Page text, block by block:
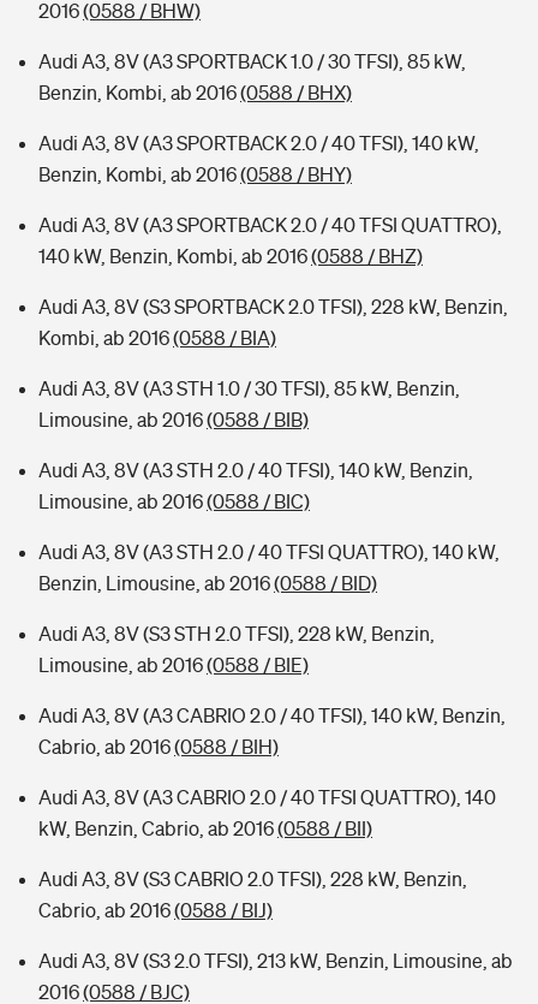
2016(0588 / BHW)
Audi A3, 8V (A3 SPORTBACK 1.0 / 30 TFSI), 85 kW,
Benzin, Kombi, ab 2016(0588 / BHX)
Audi A3, 8V (A3 SPORTBACK 2.0 / 40 TFSI), 140 kW,
Benzin, Kombi, ab 2016(0588 / BHY)
Audi A3, 8V (A3 SPORTBACK 2.0 / 40 TFSI QUATTRO),
140 kW, Benzin, Kombi, ab 2016(0588 / BHZ)
Audi A3, 8V (S3 SPORTBACK 2.0 TFSI), 228 kW, Benzin,
Kombi, ab 2016(0588 / BIA)
Audi A3, 8V (A3 STH 1.0 / 30 TFSI), 85 kW, Benzin,
Limousine, ab 2016(0588 / BIB)
Audi A3, 8V (A3 STH 2.0 / 40 TFSI), 140 kW, Benzin,
Limousine, ab 2016(0588 / BIC)
Audi A3, 8V (A3 STH 2.0 / 40 TFSI QUATTRO), 140 kW,
Benzin, Limousine, ab 2016(0588 / BID)
Audi A3, 8V (S3 STH 2.0 TFSI), 228 kW, Benzin,
Limousine, ab 2016(0588 / BIE)
Audi A3, 8V (A3 CABRIO 2.0 / 40 TFSI), 140 kW, Benzin,
Cabrio, ab 2016(0588 / BIH)
Audi A3, 8V (A3 CABRIO 2.0 / 40 TFSI QUATTRO), 140
kW, Benzin, Cabrio, ab 2016(0588 / BII)
Audi A3, 8V (S3 CABRIO 2.0 TFSI), 228 kW, Benzin,
Cabrio, ab 2016(0588 / BIJ)
Audi A3, 8V (S3 2.0 TFSI), 213 kW, Benzin, Limousine, ab
2016(0588 / BJC)